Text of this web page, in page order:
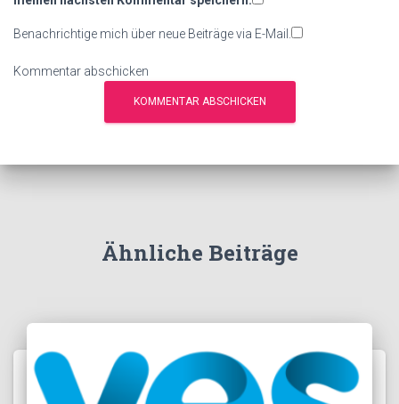
Benachrichtige mich über neue Beiträge via E-Mail.
Kommentar abschicken
Ähnliche Beiträge